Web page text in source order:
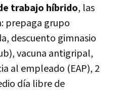
trabajo híbrido, las
prepaga grupo
descuento gimnasio
vacuna antigripal,
al empleado (EAP), 2
día libre de